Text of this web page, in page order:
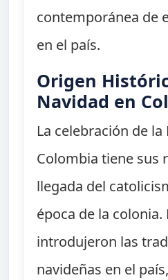
contemporánea de
en el país.
Origen
Navidad en
La celebración de la
Colombia tiene sus
llegada del
época de la colonia.
introdujeron las
navideñas en el